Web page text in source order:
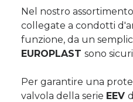
Nel nostro
collegate a condotti
funzione, da un
EUROPLAST sono
Per garantire una
valvola della serie EEV